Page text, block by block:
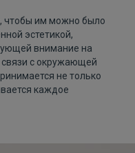
чтобы им можно было
эстетикой,
внимание на
связи с окружающей
не только
каждое